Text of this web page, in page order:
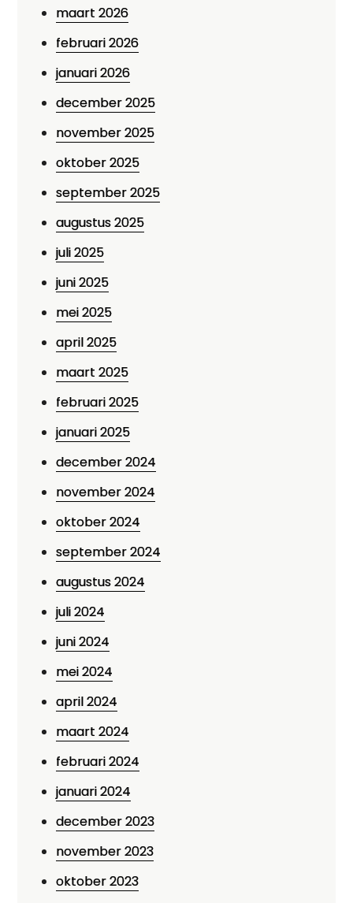
maart 2026
februari 2026
januari 2026
december 2025
november 2025
oktober 2025
september 2025
augustus 2025
juli 2025
juni 2025
mei 2025
april 2025
maart 2025
februari 2025
januari 2025
december 2024
november 2024
oktober 2024
september 2024
augustus 2024
juli 2024
juni 2024
mei 2024
april 2024
maart 2024
februari 2024
januari 2024
december 2023
november 2023
oktober 2023